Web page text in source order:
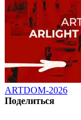
ARTDOM-2026
Поделиться